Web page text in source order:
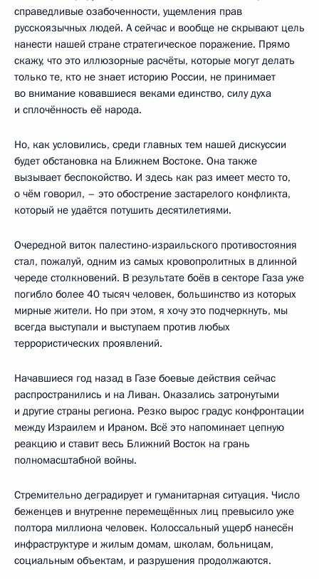
справедливые озабоченности, ущемления прав
русскоязычных людей. А сейчас и вообще не скрывают цель
нанести нашей стране стратегическое поражение. Прямо
скажу, что это иллюзорные расчёты, которые могут делать
только те, кто не знает историю России, не принимает
во внимание ковавшиеся веками единство, силу духа
и сплочённость её народа.
Но, как условились, среди главных тем нашей дискуссии
будет обстановка на Ближнем Востоке. Она также
вызывает беспокойство. И здесь как раз имеет место то,
о чём говорил, – это обострение застарелого конфликта,
который не удаётся потушить десятилетиями.
Очередной виток палестино-израильского противостояния
стал, пожалуй, одним из самых кровопролитных в длинной
череде столкновений. В результате боёв в секторе Газа уже
погибло более 40 тысяч человек, большинство из которых
мирные жители. Но при этом, я хочу это подчеркнуть, мы
всегда выступали и выступаем против любых
террористических проявлений.
Начавшиеся год назад в Газе боевые действия сейчас
распространились и на Ливан. Оказались затронутыми
и другие страны региона. Резко вырос градус конфронтации
между Израилем и Ираном. Всё это напоминает цепную
реакцию и ставит весь Ближний Восток на грань
полномасштабной войны.
Стремительно деградирует и гуманитарная ситуация. Число
беженцев и внутренне перемещённых лиц превысило уже
полтора миллиона человек. Колоссальный ущерб нанесён
инфраструктуре и жилым домам, школам, больницам,
социальным объектам, и разрушения продолжаются.